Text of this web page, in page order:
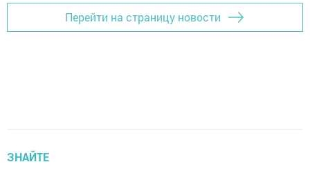
Перейти на страницу новости
ЗНАЙТЕ